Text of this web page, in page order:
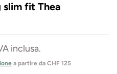
slim fit Thea
normale
di
inclusa.
a partire da CHF 125